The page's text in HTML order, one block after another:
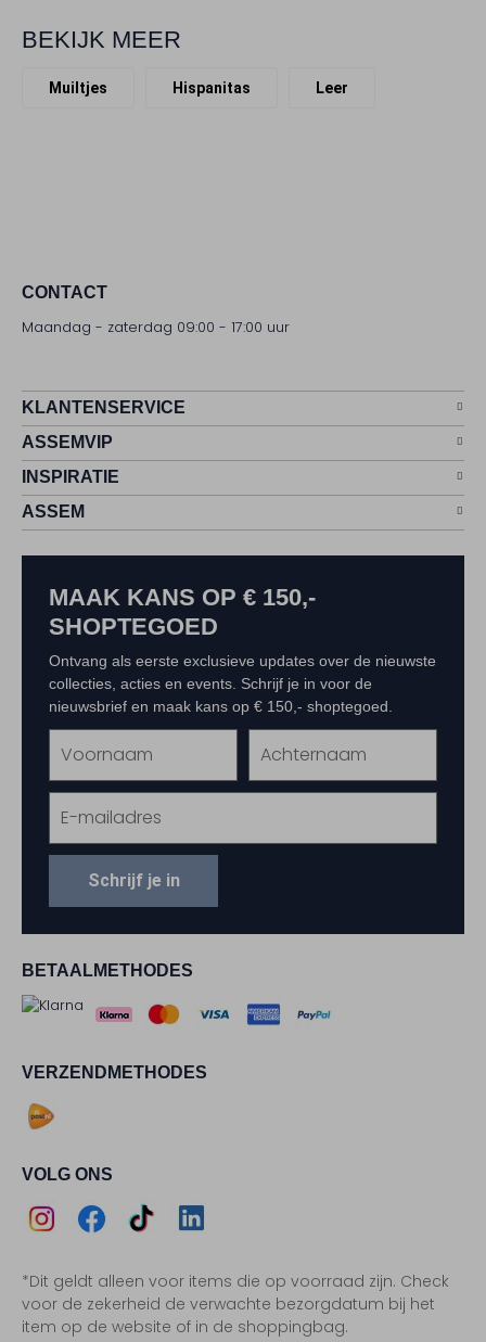
BEKIJK MEER
Muiltjes Hispanitas Leer
CONTACT
Maandag - zaterdag 09:00 - 17:00 uur
KLANTENSERVICE
ASSEMVIP
INSPIRATIE
ASSEM
BETAALMETHODES
VERZENDMETHODES
VOLG ONS
Instagram
Facebook
TikTokLinkedIn
*Dit geldt alleen voor items die op voorraad zijn. Check
voor de zekerheid de verwachte bezorgdatum bij het
item op de website of in de shoppingbag.
MAAK KANS OP € 150,-
SHOPTEGOED
Ontvang als eerste exclusieve updates over de nieuwste
collecties, acties en events. Schrijf je in voor de
nieuwsbrief en maak kans op € 150,- shoptegoed.
Schrijf je in